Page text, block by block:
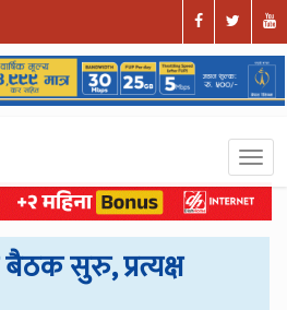
बैठक सुरु, प्रत्यक्ष